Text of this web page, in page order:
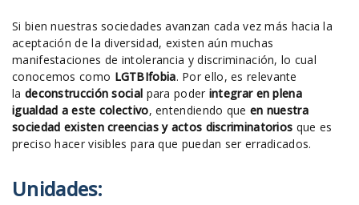
Si bien nuestras sociedades avanzan cada vez más hacia la
aceptación de la diversidad, existen aún muchas
manifestaciones de intolerancia y discriminación, lo cual
conocemos como LGTBIfobia. Por ello, es relevante
la deconstrucción social para poder integrar en plena
igualdad a este colectivo, entendiendo que en nuestra
sociedad existen creencias y actos discriminatorios que es
preciso hacer visibles para que puedan ser erradicados.
Unidades: